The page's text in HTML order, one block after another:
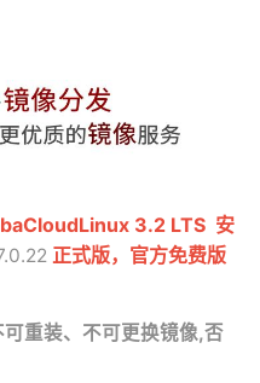
3.2 LTS 安
正式版，官方免费版
重装、不可更换镜像,否